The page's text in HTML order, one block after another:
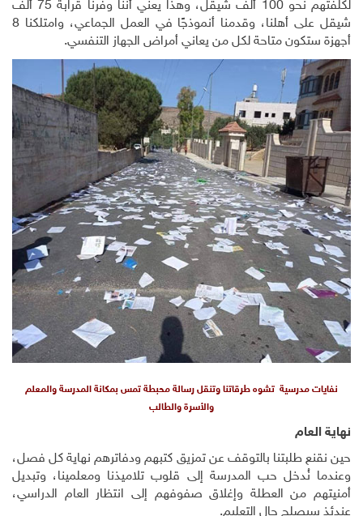
لكلفتهم نحو 100 ألف شيقل، وهذا يعني أننا وفرنا قرابة 75 ألف
شيقل على أهلنا، وقدمنا أنموذجًا في العمل الجماعي، وامتلكنا 8
أجهزة ستكون متاحة لكل من يعاني أمراض الجهاز التنفسي.
نفايات مدرسية تشوه طرقاتنا وتنقل رسالة محبطة تمس بمكانة المدرسة والمعلم
والأسرة والطالب
نهاية العام
حين نقنع طلبتنا بالتوقف عن تمزيق كتبهم ودفاترهم نهاية كل فصل،
وعندما نُدخل حب المدرسة إلى قلوب تلاميذنا ومعلمينا، وتبديل
أمنيتهم من العطلة وإغلاق صفوفهم إلى انتظار العام الدراسي،
عندئذ سيصلح حال التعليم.